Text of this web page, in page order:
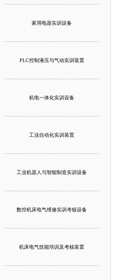
家用电器实训设备
PLC控制液压与气动实训装置
机电一体化实训设备
工业自动化实训装置
工业机器人与智能制造实训设备
数控机床电气维修实训考核设备
机床电气技能培训及考核装置